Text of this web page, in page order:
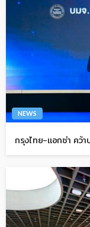
NEWS
กรุงไทย-แอกซ่า คว้